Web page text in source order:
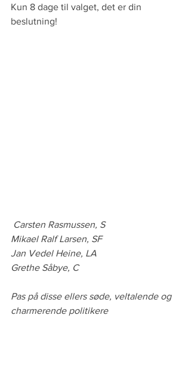
Kun 8 dage til valget, det er din
beslutning!
Carsten Rasmussen, S
Mikael Ralf Larsen, SF
Jan Vedel Heine, LA
Grethe Såbye, C
Pas på disse ellers søde, veltalende og
charmerende politikere